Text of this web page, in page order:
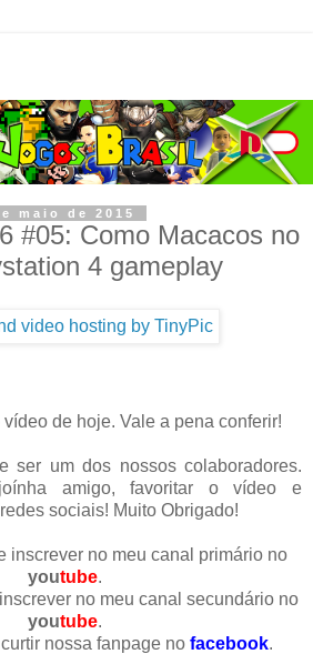
maio de 2015
#05: Como Macacos no
4 gameplay
de hoje. Vale a pena conferir!
ser um dos nossos colaboradores.
amigo, favoritar o vídeo e
sociais! Muito Obrigado!
inscrever no meu canal primário no
youtube.
no meu canal secundário no
youtube.
nossa fanpage no facebook.